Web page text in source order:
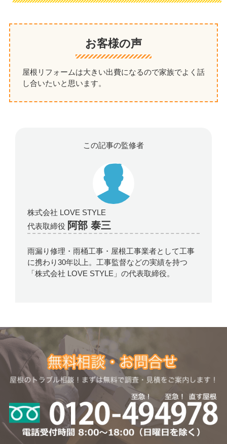
お客様の声
屋根リフォームは大きい出費になるので家族でよく話
し合いたいと思います。
この記事の監修者
株式会社 LOVE STYLE
代表取締役 阿部 泰三
雨漏り修理・雨桶工事・屋根工事業者として工事
に携わり30年以上。工事監督などの実績を持つ
「株式会社 LOVE STYLE」の代表取締役。